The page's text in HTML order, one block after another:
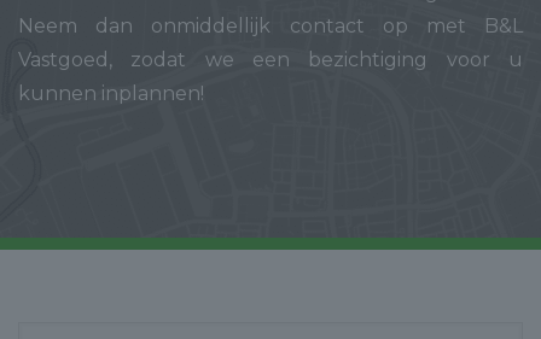
Neem dan onmiddellijk contact op met B&L
Vastgoed, zodat we een bezichtiging voor u
kunnen inplannen!